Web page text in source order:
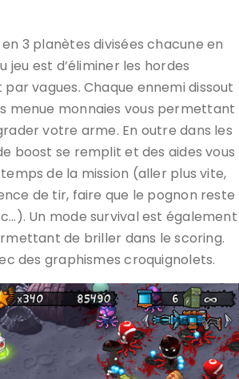
3 planètes divisées chacune en
jeu est d’éliminer les hordes
vagues. Chaque ennemi dissout
menue monnaies vous permettant
votre arme. En outre dans les
boost se remplit et des aides vous
de la mission (aller plus vite,
de tir, faire que le pognon reste
Un mode survival est également
de briller dans le scoring.
des graphismes croquignolets.